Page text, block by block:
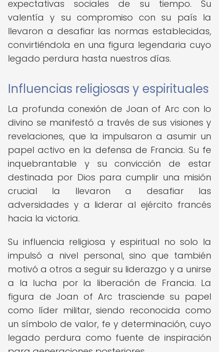
expectativas sociales de su tiempo. Su
valentía y su compromiso con su país la
llevaron a desafiar las normas establecidas,
convirtiéndola en una figura legendaria cuyo
legado perdura hasta nuestros días.
Influencias religiosas y espirituales
La profunda conexión de Joan of Arc con lo
divino se manifestó a través de sus visiones y
revelaciones, que la impulsaron a asumir un
papel activo en la defensa de Francia. Su fe
inquebrantable y su convicción de estar
destinada por Dios para cumplir una misión
crucial la llevaron a desafiar las
adversidades y a liderar al ejército francés
hacia la victoria.
Su influencia religiosa y espiritual no solo la
impulsó a nivel personal, sino que también
motivó a otros a seguir su liderazgo y a unirse
a la lucha por la liberación de Francia. La
figura de Joan of Arc trasciende su papel
como líder militar, siendo reconocida como
un símbolo de valor, fe y determinación, cuyo
legado perdura como fuente de inspiración